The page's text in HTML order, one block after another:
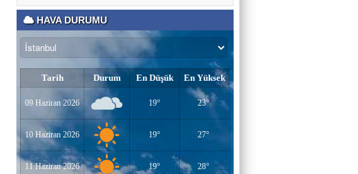
HAVA DURUMU
Tarih Durum En Düşük En Yüksek
09 Haziran 2026 19° 23°
10 Haziran 2026 19° 27°
11 Haziran 2026 19° 28°